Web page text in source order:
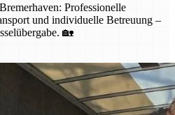
Professionelle
und individuelle Betreuung –
🏡